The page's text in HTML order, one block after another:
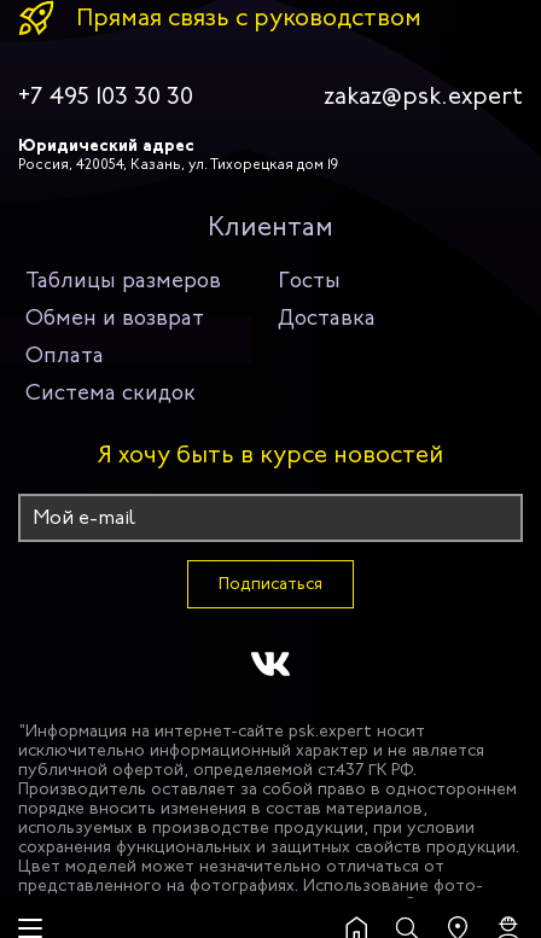
Прямая связь с руководством
+7 495 103 30 30 zakaz@psk.expert
Юридический адрес
Россия, 420054, Казань, ул. Тихорецкая дом 19
Клиентам
Таблицы размеров
Госты
Обмен и возврат
Доставка
Оплата
Система скидок
Я хочу быть в курсе новостей
Подписаться
"Информация на интернет-сайте psk.expert носит
исключительно информационный характер и не является
публичной офертой, определяемой ст.437 ГК РФ.
Производитель оставляет за собой право в одностороннем
порядке вносить изменения в состав материалов,
используемых в производстве продукции, при условии
сохранения функциональных и защитных свойств продукции.
Цвет моделей может незначительно отличаться от
представленного на фотографиях. Использование фото-
материалов сайта без разрешения запрещено. © 2026 ООО
"Эксперт Спецодежда""